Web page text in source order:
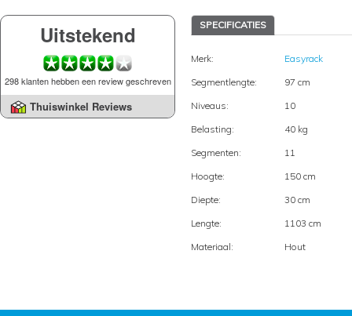
Uitstekend
298 klanten hebben een review geschreven
Thuiswinkel Reviews
SPECIFICATIES
Merk:
Easyrack
Segmentlengte:
97 cm
Niveaus:
10
Belasting:
40 kg
Segmenten:
11
Hoogte:
150 cm
Diepte:
30 cm
Lengte:
1103 cm
Materiaal:
Hout